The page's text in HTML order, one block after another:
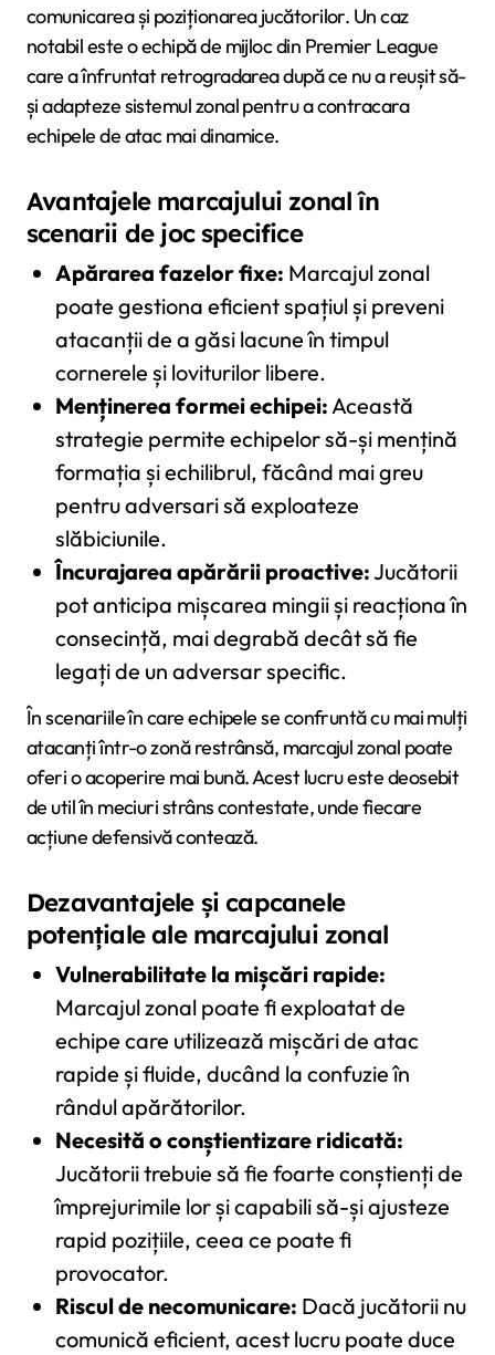
comunicarea și poziționarea jucătorilor. Un caz
notabil este o echipă de mijloc din Premier League
care a înfruntat retrogradarea după ce nu a reușit să-
și adapteze sistemul zonal pentru a contracara
echipele de atac mai dinamice.
Avantajele marcajului zonal în
scenarii de joc specifice
Apărarea fazelor fixe: Marcajul zonal
poate gestiona eficient spațiul și preveni
atacanții de a găsi lacune în timpul
cornerele și loviturilor libere.
Menținerea formei echipei:Această
strategie permite echipelor să-și mențină
formația și echilibrul, făcând mai greu
pentru adversari să exploateze
slăbiciunile.
Încurajarea apărării proactive:Jucătorii
pot anticipa mișcarea mingii și reacționa în
consecință, mai degrabă decât să fie
legați de un adversar specific.
În scenariile în care echipele se confruntă cu mai mulți
atacanți într-o zonă restrânsă, marcajul zonal poate
oferi o acoperire mai bună. Acest lucru este deosebit
de util în meciuri strâns contestate, unde fiecare
acțiune defensivă contează.
Dezavantajele și capcanele
potențiale ale marcajului zonal
Vulnerabilitate la mișcări rapide:
Marcajul zonal poate fi exploatat de
echipe care utilizează mișcări de atac
rapide și fluide, ducând la confuzie în
rândul apărătorilor.
Necesită o conștientizare ridicată:
Jucătorii trebuie să fie foarte conștienți de
împrejurimile lor și capabili să-și ajusteze
rapid pozițiile, ceea ce poate fi
provocator.
Riscul de necomunicare: Dacă jucătorii nu
comunică eficient, acest lucru poate duce